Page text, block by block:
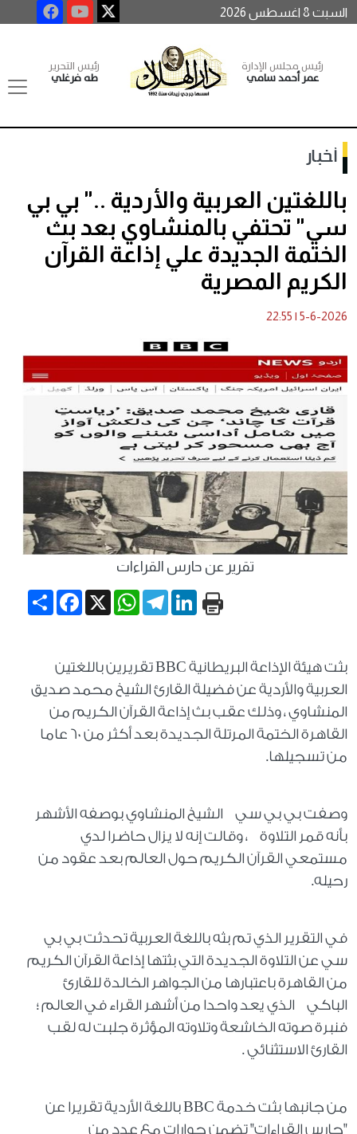
السبت 8 اغسطس 2026
رئيس مجلس الإدارة
عمر أحمد سامي
رئيس التحرير
طه فرغلي
أخبار
باللغتين العربية والأردية .." بي بي
سي" تحتفي بالمنشاوي بعد بث
الختمة الجديدة علي إذاعة القرآن
الكريم المصرية
5-6-2026
|
22:55
تقرير عن حارس القراءات
Share
Facebook X
WhatsApp
TelegramLinkedIn
بثت هيئة الإذاعة البريطانية BBC تقريرين باللغتين
العربية والأردية عن فضيلة القارئ الشيخ محمد صديق
المنشاوي ، وذلك عقب بث إذاعة القرآن الكريم من
القاهرة الختمة المرتلة الجديدة بعد أكثر من 60 عاما
من تسجيلها.
وصفت بي بي سي الشيخ المنشاوي بوصفه الأشهر
بأنه قمر التلاوة ، وقالت إنه لا يزال حاضرا لدي
مستمعي القرآن الكريم حول العالم بعد عقود من
رحيله.
في التقرير الذي تم بثه باللغة العربية تحدثت بي بي
سي عن التلاوة الجديدة التي بثتها إذاعة القرآن الكريم
من القاهرة باعتبارها من الجواهر الخالدة للقارئ
الباكي الذي يعد واحدا من أشهر القراء في العالم ؛
فنبرة صوته الخاشعة وتلاوته المؤثرة جلبت له لقب
القارئ الاستثنائي .
من جانبها بثت خدمة BBC باللغة الأردية تقريرا عن
"حارس القراءات" تضمن حوارات مع عدد من